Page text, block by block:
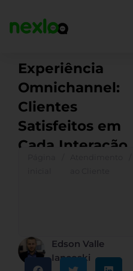
para
Experiência
Omnichannel:
Clientes
Satisfeitos em
Cada Interação
Edson Valle
Iancoski